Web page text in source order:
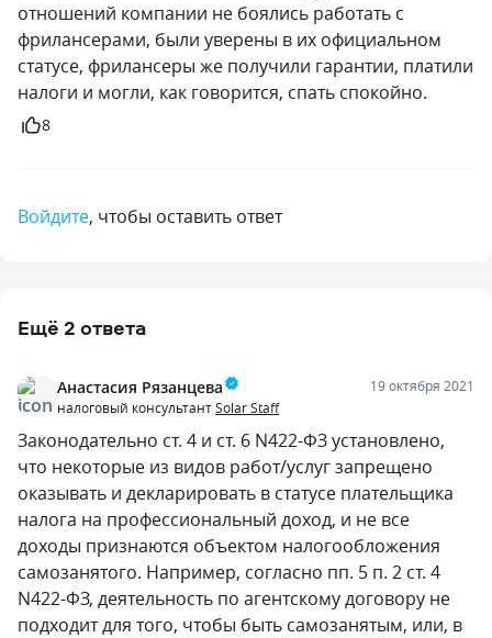
отношений компании не боялись работать с
фрилансерами, были уверены в их официальном
статусе, фрилансеры же получили гарантии, платили
налоги и могли, как говорится, спать спокойно.
8
Войдите, чтобы оставить ответ
Ещё 2 ответа
Анастасия Рязанцева
налоговый консультантSolar Staff
19 октября 2021
Законодательно ст. 4 и ст. 6 N422-ФЗ установлено,
что некоторые из видов работ/услуг запрещено
оказывать и декларировать в статусе плательщика
налога на профессиональный доход, и не все
доходы признаются объектом налогообложения
самозанятого. Например, согласно пп. 5 п. 2 ст. 4
N422-ФЗ, деятельность по агентскому договору не
подходит для того, чтобы быть самозанятым, или, в